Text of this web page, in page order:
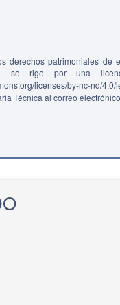
derechos patrimoniales de
se rige por una
licenses/by-nc-nd/
Técnica al correo electrónico